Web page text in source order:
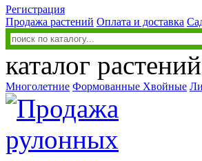
Регистрация
Продажа растений Оплата и доставка
каталог растений
Многолетние Формованные Хвойные